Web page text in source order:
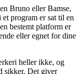
Bruno eller Bamse,
program er sat til en
bestemt platform er
eller egnet for dine
heller ikke, og
sikker. Det giver